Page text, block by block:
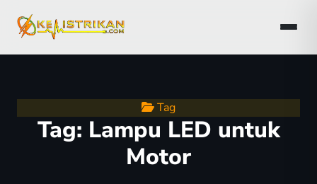
Tag
Tag: Lampu LED untuk
Motor